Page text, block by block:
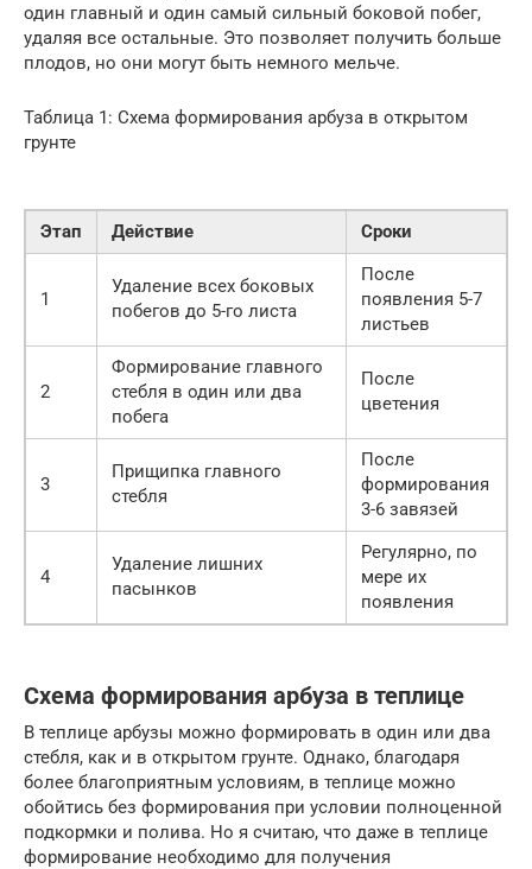
один главный и один самый сильный боковой побег,
удаляя все остальные. Это позволяет получить больше
плодов, но они могут быть немного мельче.
Таблица 1: Схема формирования арбуза в открытом
грунте
Этап Действие Сроки
1
Удаление всех боковых
побегов до 5-го листа
После
появления 5-7
листьев
2
Формирование главного
стебля в один или два
побега
После
цветения
3
Прищипка главного
стебля
После
формирования
3-6 завязей
4
Удаление лишних
пасынков
Регулярно, по
мере их
появления
Схема формирования арбуза в теплице
В теплице арбузы можно формировать в один или два
стебля, как и в открытом грунте. Однако, благодаря
более благоприятным условиям, в теплице можно
обойтись без формирования при условии полноценной
подкормки и полива. Но я считаю, что даже в теплице
формирование необходимо для получения